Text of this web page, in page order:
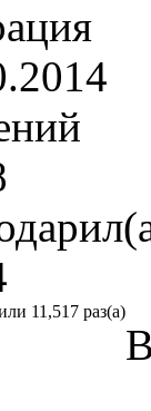
11,517 раз(а)